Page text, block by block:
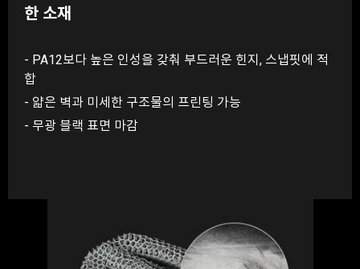
한 소재
- PA12보다 높은 인성을 갖춰 부드러운 힌지, 스냅핏에 적
합
- 얇은 벽과 미세한 구조물의 프린팅 가능
- 무광 블랙 표면 마감